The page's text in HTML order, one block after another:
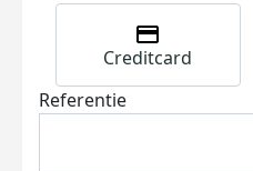
Creditcard
Referentie